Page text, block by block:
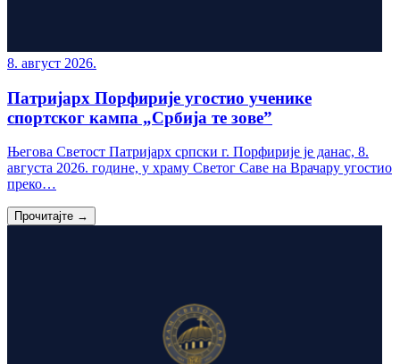
8. август 2026.
Патријарх Порфирије угостио ученике
спортског кампа „Србија те зове”
Његова Светост Патријарх српски г. Порфирије је данас, 8.
августа 2026. године, у храму Светог Саве на Врачару угостио
преко…
Прочитајте →